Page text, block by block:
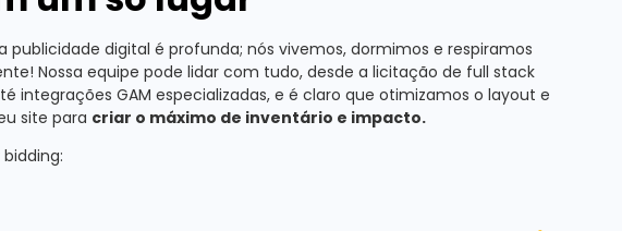
publicidade digital é profunda; nós vivemos, dormimos e respiramos
Nossa equipe pode lidar com tudo, desde a licitação de full stack
integrações GAM especializadas, e é claro que otimizamos o layout e
site para criar o máximo de inventário e impacto.